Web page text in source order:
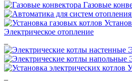
Газовые
Электрическое отопление